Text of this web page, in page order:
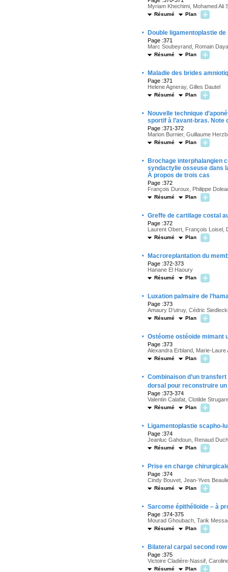
Myriam Khechimi, Mohamed Ali
Résumé Plan
· Double ligamentoplastie
Page :371
Marc Soubeyrand, Romain
Résumé Plan
· Maladie des brides
Page :371
Helene Agneray, Gilles Dautel
Résumé Plan
·
Nouvelle technique
sportif à l’avant-bras. Note
Page :371-372
Marion Burnier, Guillaume
Résumé Plan
·
Brochage interphalangien
syndactylie osseuse dans
À propos de trois cas
Page :372
François Duroux, Philippe
Résumé Plan
· Greffe de cartilage costal
Page :372
Laurent Obert, François Loisel,
Résumé Plan
· Macroreplantation du
Page :372-373
Hanane El Haoury
Résumé Plan
· Luxation palmaire de
Page :373
Amaury D’utruy, Cédric
Résumé Plan
· Ostéome ostéoïde mimant
Page :373
Alexandra Erbland, Marie-
Résumé Plan
· Combinaison d’un
dorsal pour reconstruire un
Page :373-374
Valentin Calafat, Clotilde
Résumé Plan
· Ligamentoplastie scapho-
Page :374
Jeanluc Gahdoun, Renaud
Résumé Plan
· Prise en charge
Page :374
Cindy Bouvet, Jean-Yves
Résumé Plan
· Sarcome épithélioïde – à
Page :374-375
Mourad Ghoubach, Tarik
Résumé Plan
· Bilateral carpal second
Page :375
Victoire Cladière-Nassif,
Résumé Plan